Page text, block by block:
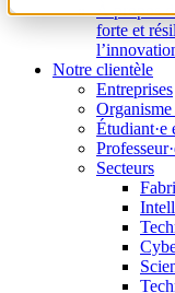
À propos
forte et
Notre clientèle
Entreprises
Étudiant·e
Secteurs